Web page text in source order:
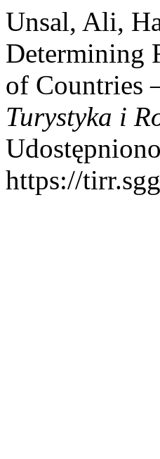
Unsal, Ali,
Determining
of Countries
Turystyka i
https://